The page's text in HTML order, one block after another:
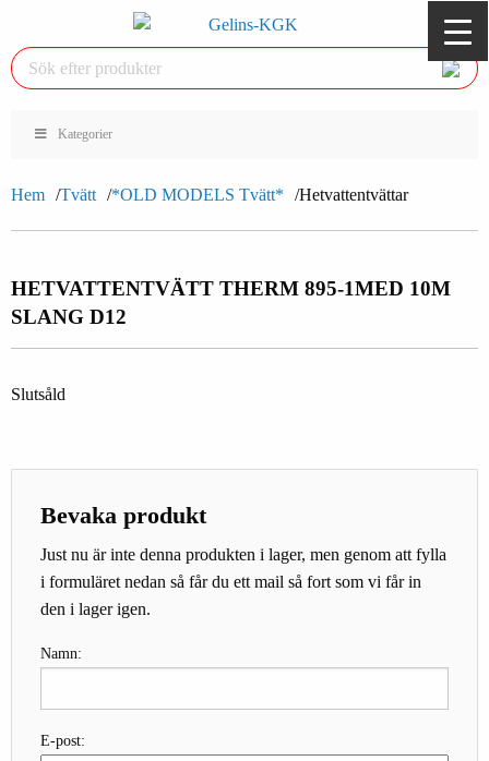
Kategorier
Hem Tvätt *OLD MODELS Tvätt* Hetvattentvättar
HETVATTENTVÄTT THERM 895-1MED 10M
SLANG D12
Slutsåld
Bevaka produkt
Just nu är inte denna produkten i lager, men genom att fylla
i formuläret nedan så får du ett mail så fort som vi får in
den i lager igen.
Namn:
E-post: